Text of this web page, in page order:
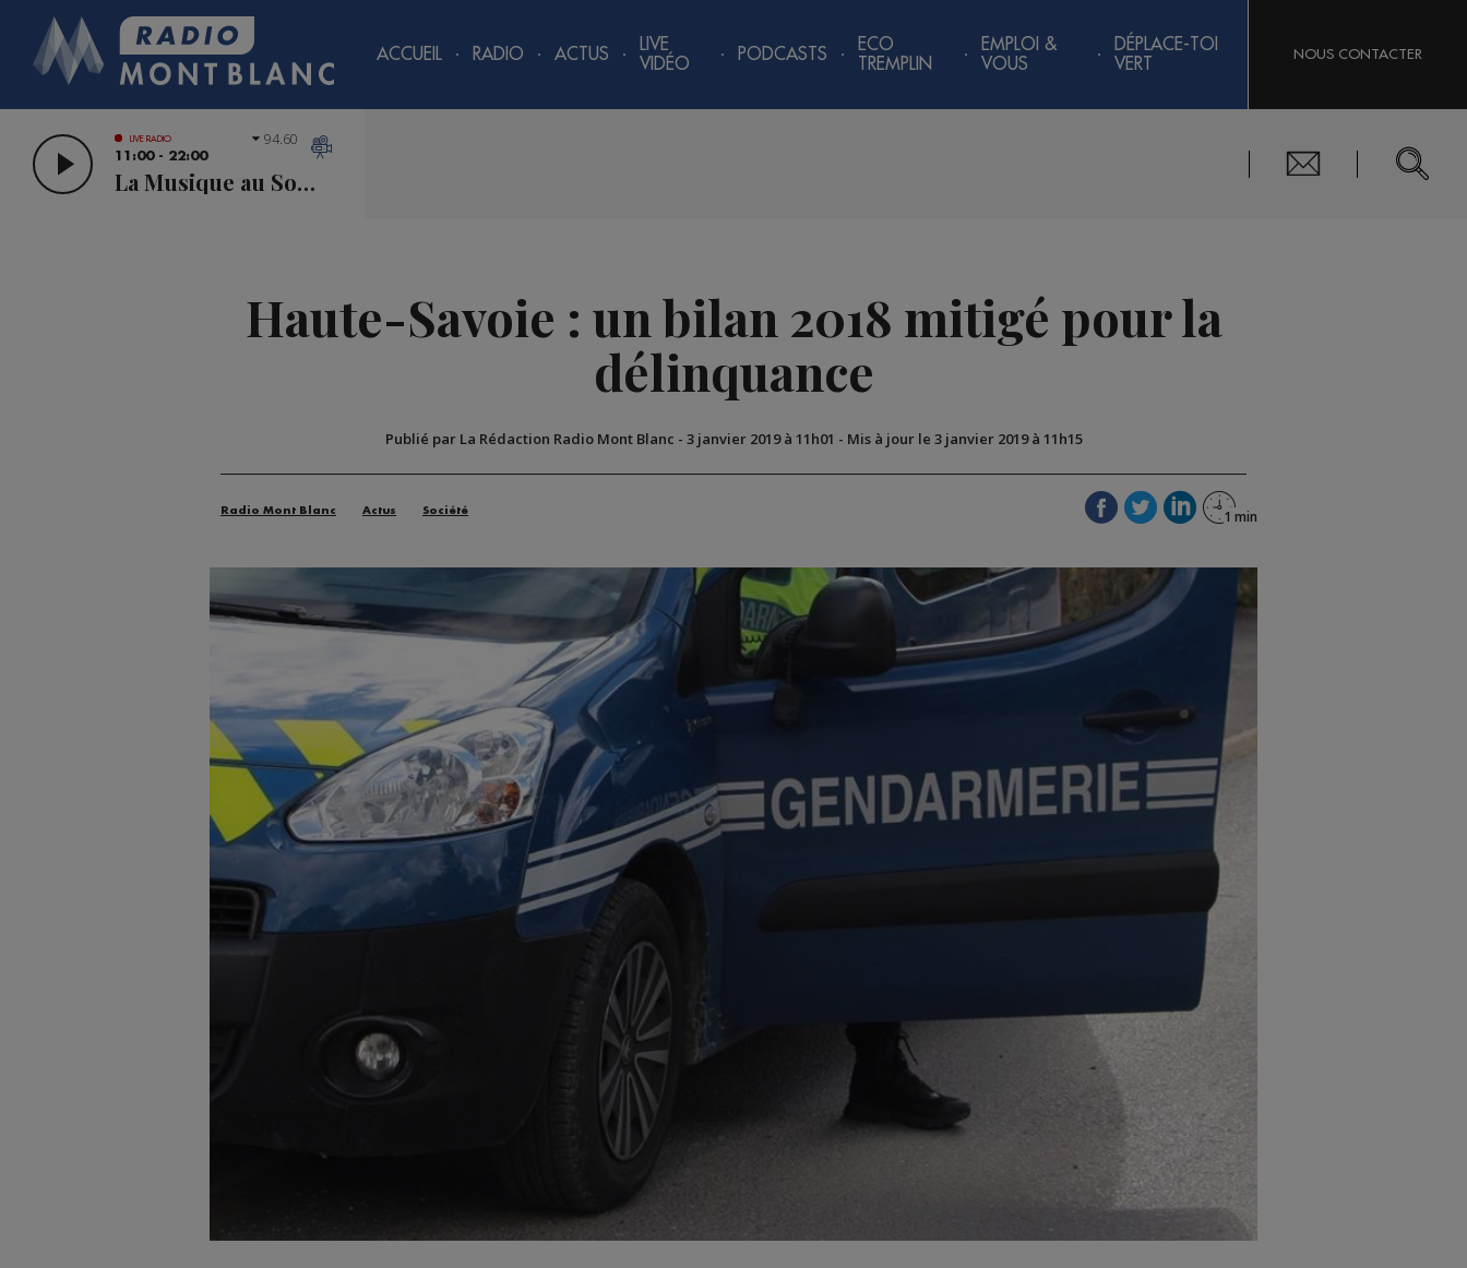
ACCUEIL RADIO ACTUS
LIVE
VIDÉO
PODCASTS
ECO
TREMPLIN
EMPLOI &
VOUS
DÉPLACE-TOI
VERT
NOUS CONTACTER
LIVE RADIO
11:00 - 22:00
La Musique au Sommet
94.60
Haute-Savoie : un bilan 2018 mitigé pour la
délinquance
Publié par La Rédaction Radio Mont Blanc - 3 janvier 2019 à 11h01 - Mis à jour le 3 janvier 2019 à 11h15
Radio Mont Blanc Actus Société